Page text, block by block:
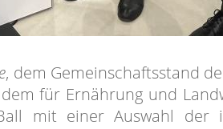
, dem Gemeinschaftsstand
für Ernährung und
mit einer Auswahl der